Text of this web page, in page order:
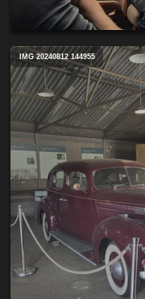
IMG 20240812 144955